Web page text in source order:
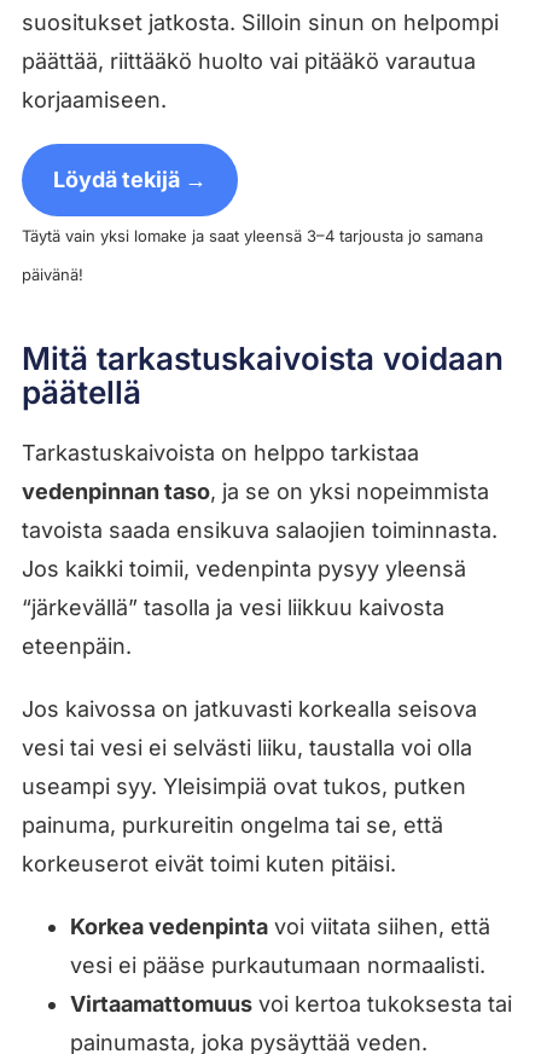
suositukset jatkosta. Silloin sinun on helpompi
päättää, riittääkö huolto vai pitääkö varautua
korjaamiseen.
Löydä tekijä →
Täytä vain yksi lomake ja saat yleensä 3–4 tarjousta jo samana
päivänä!
Mitä tarkastuskaivoista voidaan
päätellä
Tarkastuskaivoista on helppo tarkistaa
vedenpinnan taso, ja se on yksi nopeimmista
tavoista saada ensikuva salaojien toiminnasta.
Jos kaikki toimii, vedenpinta pysyy yleensä
“järkevällä” tasolla ja vesi liikkuu kaivosta
eteenpäin.
Jos kaivossa on jatkuvasti korkealla seisova
vesi tai vesi ei selvästi liiku, taustalla voi olla
useampi syy. Yleisimpiä ovat tukos, putken
painuma, purkureitin ongelma tai se, että
korkeuserot eivät toimi kuten pitäisi.
Korkea vedenpintavoi viitata siihen, että
vesi ei pääse purkautumaan normaalisti.
Virtaamattomuusvoi kertoa tukoksesta tai
painumasta, joka pysäyttää veden.